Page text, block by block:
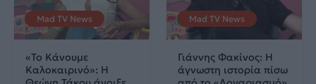
Mad TV News
«Το Κάνουμε
Καλοκαιρινό»: Η
Mad TV News
Γιάννης Φακίνος: Η
άγνωστη ιστορία πίσω